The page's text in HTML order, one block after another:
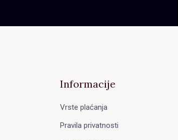
Informacije
Vrste plaćanja
Pravila privatnosti